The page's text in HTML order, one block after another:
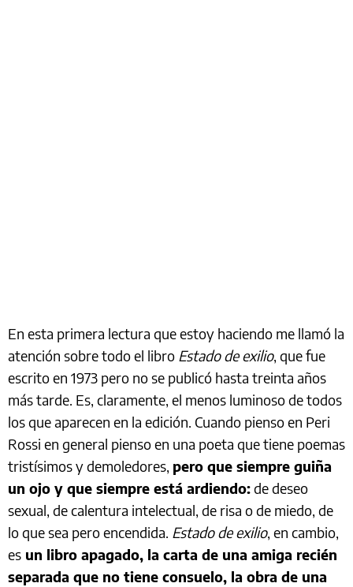
En esta primera lectura que estoy haciendo me llamó la
atención sobre todo el libro Estado de exilio, que fue
escrito en 1973 pero no se publicó hasta treinta años
más tarde. Es, claramente, el menos luminoso de todos
los que aparecen en la edición. Cuando pienso en Peri
Rossi en general pienso en una poeta que tiene poemas
tristísimos y demoledores, pero que siempre guiña
un ojo y que siempre está ardiendo:de deseo
sexual, de calentura intelectual, de risa o de miedo, de
lo que sea pero encendida. Estado de exilio, en cambio,
es un libro apagado, la carta de una amiga recién
separada que no tiene consuelo, la obra de una